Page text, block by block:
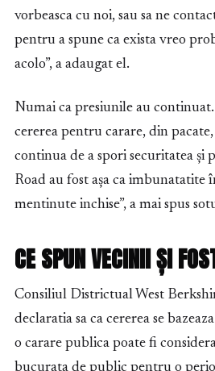
vorbeasca cu noi, sau sa ne
pentru a spune ca exista vreo
acolo”, a adaugat el.
Numai ca presiunile au
cererea pentru carare, din
continua de a spori securitatea și
Road au fost așa ca imbunatatite
mentinute inchise”, a mai spus
CE SPUN VECINII ȘI
Consiliul Districtual West
declaratia sa ca cererea se
o carare publica poate fi
bucurata de public pentru o